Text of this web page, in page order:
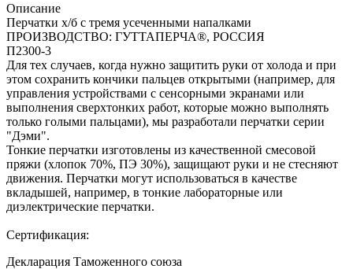
Описание
Перчатки х/б с тремя усеченными напалками
ПРОИЗВОДСТВО: ГУТТАПЕРЧА®, РОССИЯ
П2300-3
Для тех случаев, когда нужно защитить руки от холода и при
этом сохранить кончики пальцев открытыми (например, для
управления устройствами с сенсорными экранами или
выполнения сверхтонких работ, которые можно выполнять
только голыми пальцами), мы разработали перчатки серии
"Дэми".
Тонкие перчатки изготовлены из качественной смесовой
пряжи (хлопок 70%, ПЭ 30%), защищают руки и не стесняют
движения. Перчатки могут использоваться в качестве
вкладышей, например, в тонкие лабораторные или
диэлектрические перчатки.
Сертификация:
Декларация Таможенного союза